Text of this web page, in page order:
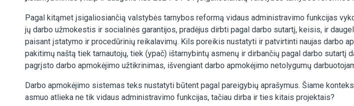
Pagal kitąmet įsigaliosiančią valstybės tarnybos reformą vidaus administravimo funkcijas
jų darbo užmokestis ir socialinės garantijos, pradėjus dirbti pagal darbo sutartį, keisis, ir
paisant įstatymo ir procedūrinių reikalavimų. Kils poreikis nustatyti ir patvirtinti naujas darbo
pakitimų naštą tiek tarnautojų, tiek (ypač) ištarnybintų asmenų ir dirbančių pagal darbo
pagrįsto darbo apmokėjimo užtikrinimas, išvengiant darbo apmokėjimo netolygumų
Darbo apmokėjimo sistemas teks nustatyti būtent pagal pareigybių aprašymus. Šiame
asmuo atlieka ne tik vidaus administravimo funkcijas, tačiau dirba ir ties kitais projektais?